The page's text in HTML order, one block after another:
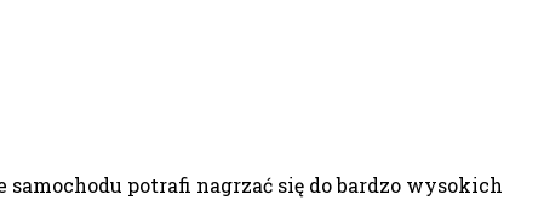
potrafi nagrzać się do bardzo wysokich